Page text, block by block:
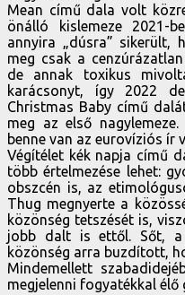
Mean című dala volt
önálló kislemeze 2021-
annyira „dúsra” sikerült,
meg csak a
de annak toxikus
karácsonyt, így 2022
Christmas Baby című
meg az első
benne van az eurovíziós ír
Végítélet kék napja című
több értelmezése lehet:
obszcén is, az
Thug megnyerte a
közönség tetszését is,
jobb dalt is ettől. Sőt, a
közönség arra buzdított,
Mindemellett
megjelenni fogyatékkal élő